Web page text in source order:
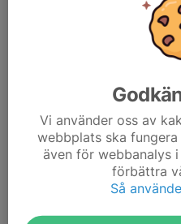
Vi använder oss av
webbplats ska
även för webbanalys
förbättra
Så